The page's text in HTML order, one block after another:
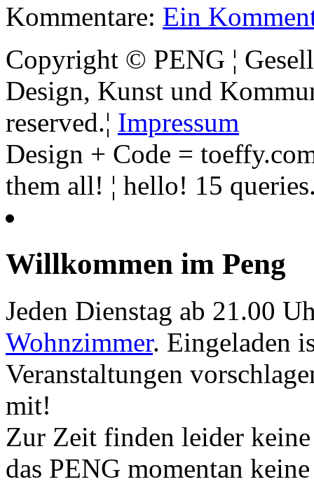
Kommentare: Ein
Copyright © PENG ¦
Design, Kunst und
reserved.¦ Impressum
Design + Code =
them all! ¦ hello! 15
Willkommen im Peng
Jeden Dienstag ab 21.00
Wohnzimmer. Eingeladen
Veranstaltungen
mit!
Zur Zeit finden leider
das PENG momentan